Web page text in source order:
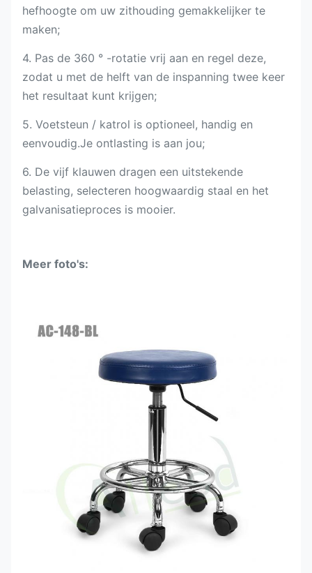
hefhoogte om uw zithouding gemakkelijker te
maken;
4. Pas de 360 ​​° -rotatie vrij aan en regel deze,
zodat u met de helft van de inspanning twee keer
het resultaat kunt krijgen;
5. Voetsteun / katrol is optioneel, handig en
eenvoudig.Je ontlasting is aan jou;
6. De vijf klauwen dragen een uitstekende
belasting, selecteren hoogwaardig staal en het
galvanisatieproces is mooier.
Meer foto's: